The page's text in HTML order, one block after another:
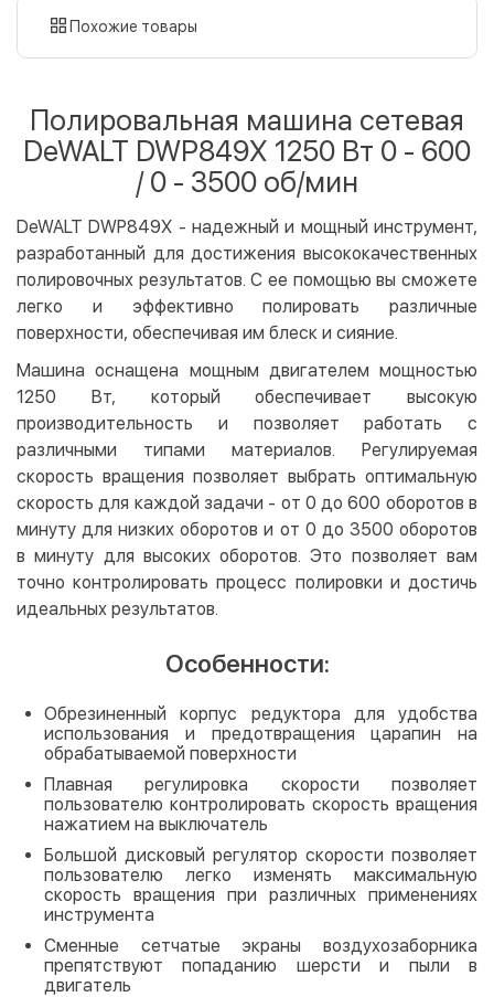
картой
LiqPay
Apple Pay
Безналичный расчет
Оплата на карту юр.лица
Оплата на счет юр.лица
Бесплатно
Кредит
Мгновенная рассрочка (Приватбанк)
Оплата частями (Приватбанк)
Покупка частями (Монобанк)
Похожие товары
Полировальная машина сетевая
DeWALT DWP849X 1250 Вт 0 - 600
/ 0 - 3500 об/мин
DeWALT DWP849X - надежный и мощный инструмент,
разработанный для достижения высококачественных
полировочных результатов. С ее помощью вы сможете
легко и эффективно полировать различные
поверхности, обеспечивая им блеск и сияние.
Машина оснащена мощным двигателем мощностью
1250 Вт, который обеспечивает высокую
производительность и позволяет работать с
различными типами материалов. Регулируемая
скорость вращения позволяет выбрать оптимальную
скорость для каждой задачи - от 0 до 600 оборотов в
минуту для низких оборотов и от 0 до 3500 оборотов
в минуту для высоких оборотов. Это позволяет вам
точно контролировать процесс полировки и достичь
идеальных результатов.
Особенности:
Обрезиненный корпус редуктора для удобства
использования и предотвращения царапин на
обрабатываемой поверхности
Плавная регулировка скорости позволяет
пользователю контролировать скорость вращения
нажатием на выключатель
Большой дисковый регулятор скорости позволяет
пользователю легко изменять максимальную
скорость вращения при различных применениях
инструмента
Сменные сетчатые экраны воздухозаборника
препятствуют попаданию шерсти и пыли в
двигатель